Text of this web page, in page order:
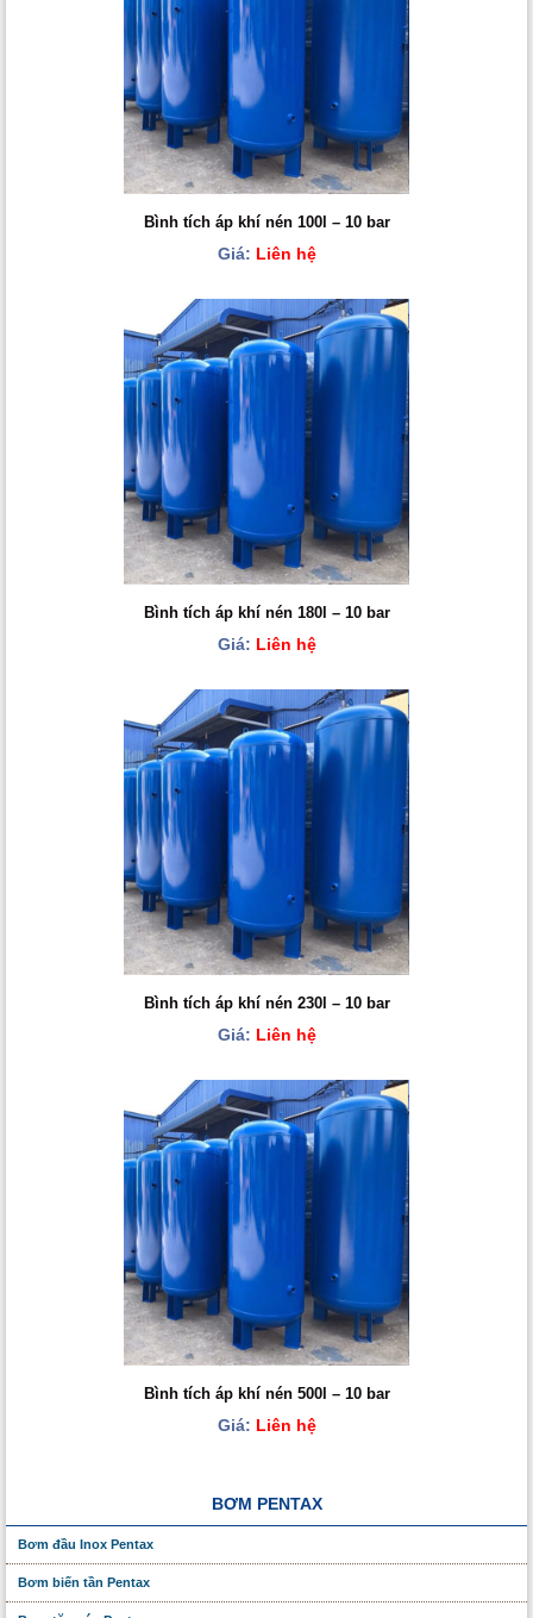
Bình tích áp khí nén 100l – 10 bar
Giá: Liên hệ
Bình tích áp khí nén 180l – 10 bar
Giá: Liên hệ
Bình tích áp khí nén 230l – 10 bar
Giá: Liên hệ
Bình tích áp khí nén 500l – 10 bar
Giá: Liên hệ
BƠM PENTAX
Bơm đầu Inox Pentax
Bơm biến tần Pentax